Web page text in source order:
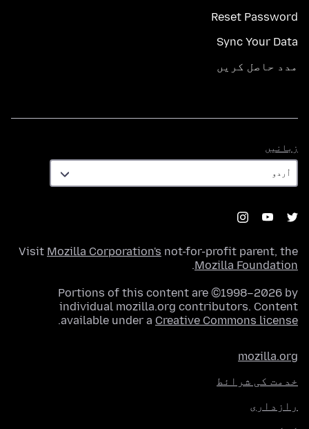
Reset Password
Sync Your Data
مدد حاصل کریں
زبانیں
Visit Mozilla Corporation's not-for-profit parent, the
Mozilla Foundation
.
Portions of this content are ©1998–2026 by
individual mozilla.org contributors. Content
available under a Creative Commons license
.
mozilla.org
خدمت کی شرائط
رازداری